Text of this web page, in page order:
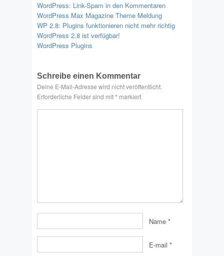
WordPress: Link-Spam in den Kommentaren
WordPress Max Magazine Theme Meldung
WP 2.8: Plugins funktionieren nicht mehr richtig
WordPress 2.8 ist verfügbar!
WordPress Plugins
Schreibe einen Kommentar
Deine E-Mail-Adresse wird nicht veröffentlicht.
Erforderliche Felder sind mit* markiert
Name *
E-mail *